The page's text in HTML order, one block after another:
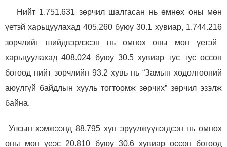
Н ийт 1.751.631 зөрчил шалгасан нь өмнөх оны мөн
үетэй харьцуулахад 405.260буюу30.1 хувиар, 1.744.216
зөрчлийг шийдвэрлэсэн нь өмнөх оны мөн үетэй
харьцуулахад408.024 буюу 30.5хувиар тус тус өссөн
бөгөөд нийт зөрчлийн 93.2 хувь нь “Замын хөдөлгөөний
аюулгүй байдлын хууль тогтоомж зөрчих” зөрчил эзэлж
байна.
Улсын хэмжээнд88.795 хүн эрүүлжүүлэгдсэн нь өмнөх
оны мөн үеэс 20.810 буюу 30.6 хувиар өссөн бөгөөд
Удирдлагын шийдвэрийн ил тод байдал
Авлигын эсрэг үйл ажиллагаа
Үйл ажиллагааны ил тод байдал
Өргөдөл, гомдлын мэдээ
Ажил үүргийн чиглэл, утасны дугаар